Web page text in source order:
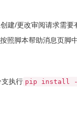
建/更改审阅请求需
照脚本帮助消息页脚
执行 pip install -r